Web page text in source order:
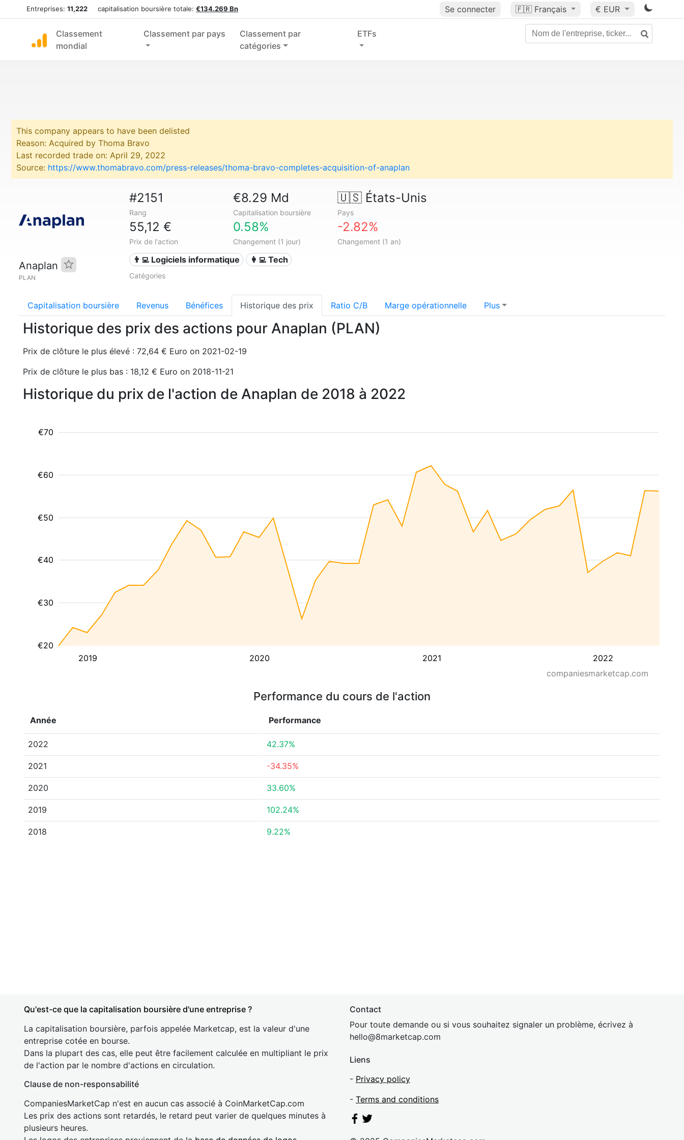
Entreprises: 11,222 capitalisation boursière totale: €134.269 Bn Se connecter 🇫🇷 Français € EUR
Classement
mondial
Classement par pays
Classement par
catégories
ETFs
This company appears to have been delisted
Reason: Acquired by Thoma Bravo
Last recorded trade on: April 29, 2022
Source: https://www.thomabravo.com/press-releases/thoma-bravo-completes-acquisition-of-anaplan
Anaplan
PLAN
#2151
Rang
€8.29 Md
Capitalisation boursière
🇺🇸États-Unis
Pays
55,12 €
Prix de l'action
0.58%
Changement (1 jour)
-2.82%
Changement (1 an)
👨‍💻 Logiciels informatique 👩‍💻 Tech
Catégories
Capitalisation boursière Revenus Bénéfices Historique des prix Ratio C/B Marge opérationnelle Plus
Historique des prix des actions pour Anaplan (PLAN)
Prix de clôture le plus élevé : 72,64 € Euro on 2021-02-19
Prix de clôture le plus bas : 18,12 € Euro on 2018-11-21
Historique du prix de l'action de Anaplan de 2018 à 2022
2019 2020 2021 2022
€20
€30
€40
€50
€60
€70
companiesmarketcap.com
Performance du cours de l'action
Année Performance
2022 42.37%
2021 -34.35%
2020 33.60%
2019 102.24%
2018 9.22%
Qu'est-ce que la capitalisation boursière d'une entreprise ?
La capitalisation boursière, parfois appelée Marketcap, est la valeur d'une
entreprise cotée en bourse.
Dans la plupart des cas, elle peut être facilement calculée en multipliant le prix
de l'action par le nombre d'actions en circulation.
Clause de non-responsabilité
CompaniesMarketCap n'est en aucun cas associé à CoinMarketCap.com
Les prix des actions sont retardés, le retard peut varier de quelques minutes à
plusieurs heures.
Contact
Pour toute demande ou si vous souhaitez signaler un problème, écrivez à
hello@8marketcap.com
Liens
- Privacy policy
- Terms and conditions